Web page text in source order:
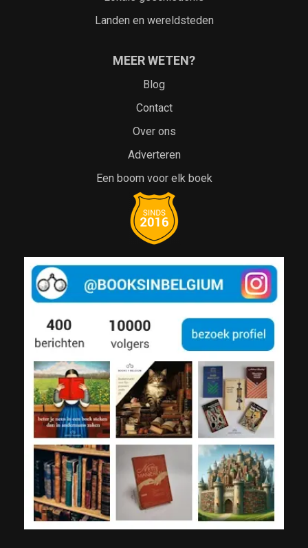
Landen en wereldsteden
MEER WETEN?
Blog
Contact
Over ons
Adverteren
Een boom voor elk boek